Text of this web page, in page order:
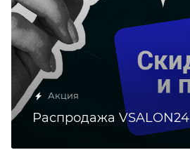
Акция
Распродажа VSALON24